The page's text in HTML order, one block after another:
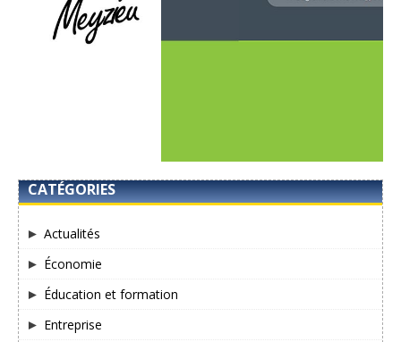
CATÉGORIES
Actualités
Économie
Éducation et formation
Entreprise